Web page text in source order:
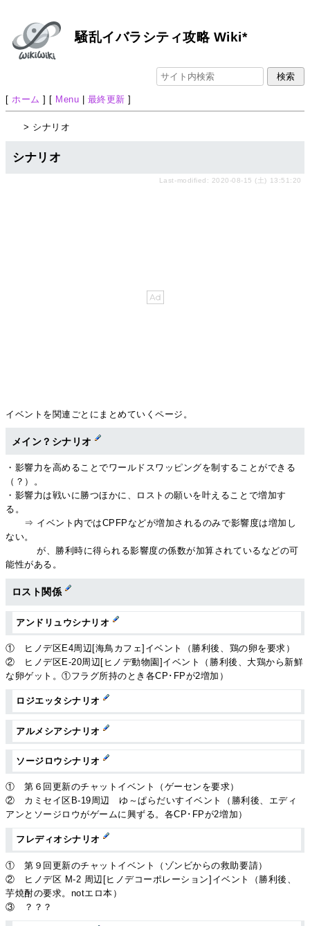
騒乱イバラシティ攻略 Wiki*
[ ホーム ] [ Menu | 最終更新 ]
> シナリオ
シナリオ
Last-modified: 2020-08-15 (土) 13:51:20
イベントを関連ごとにまとめていくページ。
メイン？シナリオ
・影響力を高めることでワールドスワッピングを制することができる
（？）。
・影響力は戦いに勝つほかに、ロストの願いを叶えることで増加す
る。
⇒ イベント内ではCPFPなどが増加されるのみで影響度は増加し
ない。
が、勝利時に得られる影響度の係数が加算されているなどの可
能性がある。
ロスト関係
アンドリュウシナリオ
① ヒノデ区E4周辺[海鳥カフェ]イベント（勝利後、鶏の卵を要求）
② ヒノデ区E-20周辺[ヒノデ動物園]イベント（勝利後、大鶏から新鮮
な卵ゲット。①フラグ所持のとき各CP･FPが2増加）
ロジエッタシナリオ
アルメシアシナリオ
ソージロウシナリオ
① 第６回更新のチャットイベント（ゲーセンを要求）
② カミセイ区B-19周辺 ゆ～ぱらだいすイベント（勝利後、エディ
アンとソージロウがゲームに興ずる。各CP･FPが2増加）
フレディオシナリオ
① 第９回更新のチャットイベント（ゾンビからの救助要請）
② ヒノデ区 M-2 周辺[ヒノデコーポレーション]イベント（勝利後、
芋焼酎の要求。notエロ本）
③ ？？？